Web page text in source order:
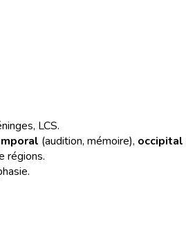
LCS.
(audition, mémoire), occipital
régions.